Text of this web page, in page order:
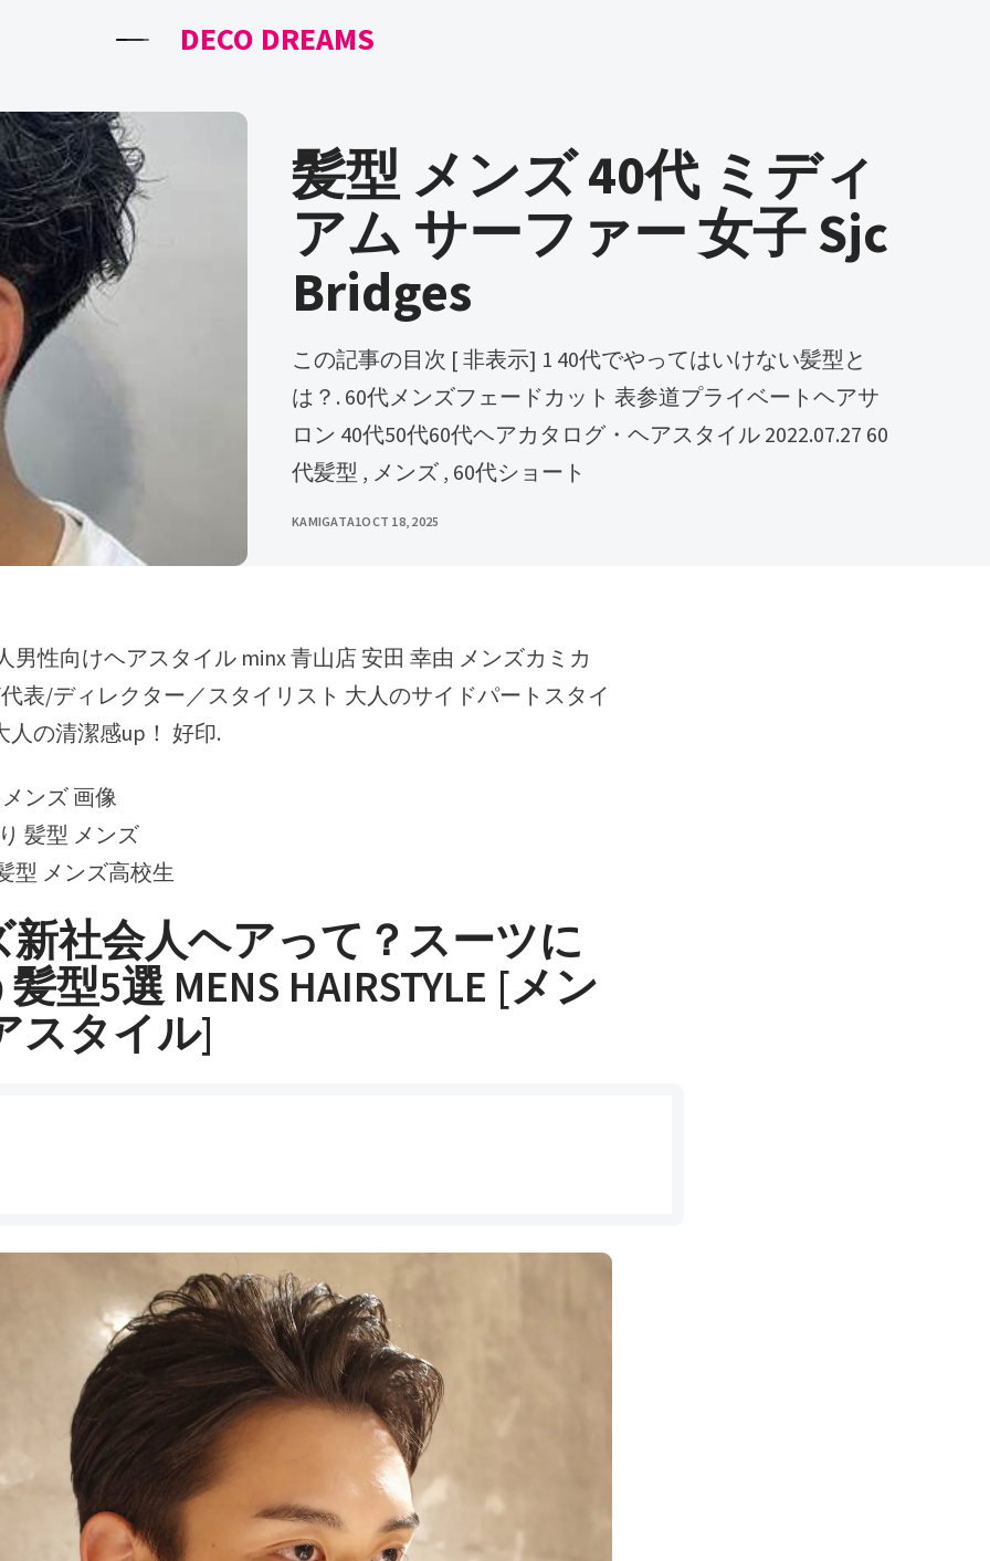
DECO DREAMS
髪型 メンズ 40代 ミディ
アム サーファー 女子 Sjc
Bridges
この記事の目次 [ 非表示] 1 40代でやってはいけない髪型と
は？. 60代メンズフェードカット 表参道プライベートヘアサ
ロン 40代50代60代ヘアカタログ・ヘアスタイル 2022.07.27 60
代髪型 , メンズ , 60代ショート
KAMIGATA1OCT 18, 2025
表/ディレクター／スタイリスト 大人のサイドパートスタイ
人の清潔感up！ 好印.
メンズ 画像
髪型 メンズ
型 メンズ高校生
新社会人ヘアって？スーツに
型5選 MENS HAIRSTYLE [メン
スタイル]